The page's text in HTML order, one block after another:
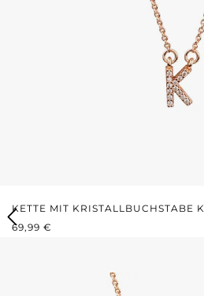
KETTE MIT KRISTALLBUCHSTABE K
REGULÄRER PREIS:
69,99 €